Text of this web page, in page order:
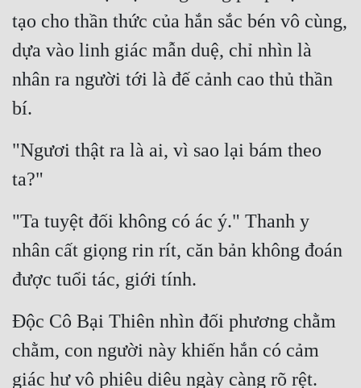
Trọng Sinh
Tu Chân
Tu Tiên
Tội Phạm
Vô Địch
Võ Hiệp
Xuyên Nhanh
Xuyên Thư
tạo cho thần thức của hắn sắc bén vô cùng,
dựa vào linh giác mẫn duệ, chỉ nhìn là
nhân ra người tới là đế cảnh cao thủ thần
bí.
"Ngươi thật ra là ai, vì sao lại bám theo
ta?"
"Ta tuyệt đối không có ác ý." Thanh y
nhân cất giọng rin rít, căn bản không đoán
được tuổi tác, giới tính.
Độc Cô Bại Thiên nhìn đối phương chằm
chằm, con người này khiến hắn có cảm
giác hư vô phiêu diêu ngày càng rõ rệt.